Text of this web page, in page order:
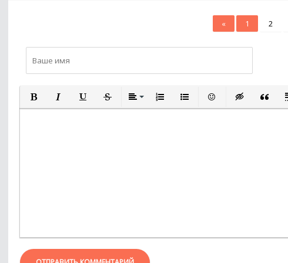
« 1 2
ПОЛУЖИРНЫЙ
КУРСИВПОДЧЕРКНУТЫЙ
ЗАЧЕРКНУТЫЙВЫРАВНИВАНИЕ
НУМЕРОВАННЫЙ СПИСОК
МАРКИРОВАННЫЙ
ВСТАВИТЬВСТАВКА